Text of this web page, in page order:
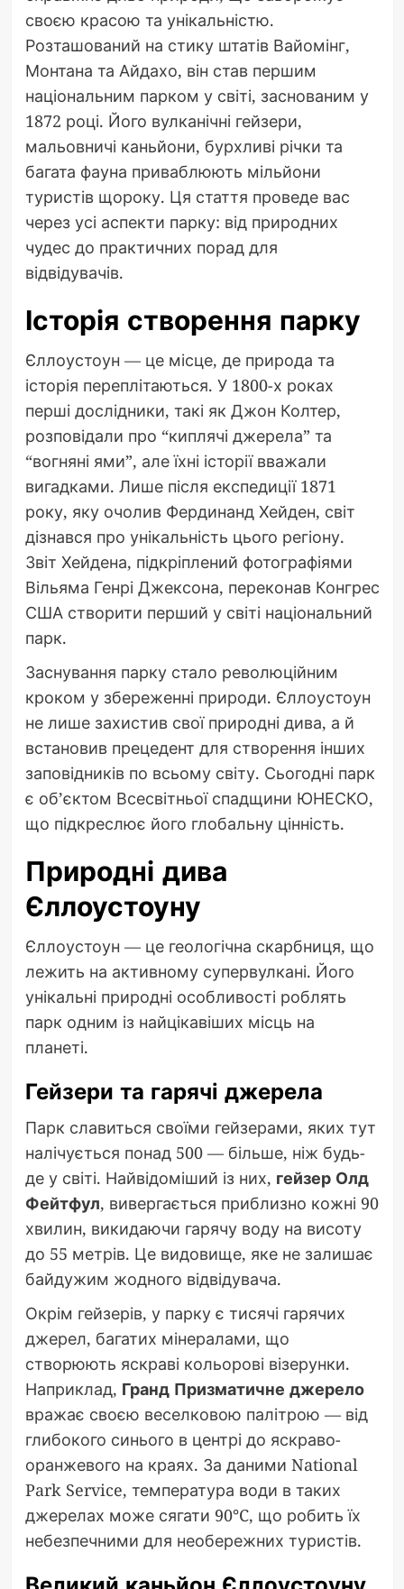
своєю красою та унікальністю.
Розташований на стику штатів Вайомінг,
Монтана та Айдахо, він став першим
національним парком у світі, заснованим у
1872 році. Його вулканічні гейзери,
мальовничі каньйони, бурхливі річки та
багата фауна приваблюють мільйони
туристів щороку. Ця стаття проведе вас
через усі аспекти парку: від природних
чудес до практичних порад для
відвідувачів.
Історія створення парку
Єллоустоун — це місце, де природа та
історія переплітаються. У 1800-х роках
перші дослідники, такі як Джон Колтер,
розповідали про “киплячі джерела” та
“вогняні ями”, але їхні історії вважали
вигадками. Лише після експедиції 1871
року, яку очолив Фердинанд Хейден, світ
дізнався про унікальність цього регіону.
Звіт Хейдена, підкріплений фотографіями
Вільяма Генрі Джексона, переконав Конгрес
США створити перший у світі національний
парк.
Заснування парку стало революційним
кроком у збереженні природи. Єллоустоун
не лише захистив свої природні дива, а й
встановив прецедент для створення інших
заповідників по всьому світу. Сьогодні парк
є об’єктом Всесвітньої спадщини ЮНЕСКО,
що підкреслює його глобальну цінність.
Природні дива
Єллоустоуну
Єллоустоун — це геологічна скарбниця, що
лежить на активному супервулкані. Його
унікальні природні особливості роблять
парк одним із найцікавіших місць на
планеті.
Гейзери та гарячі джерела
Парк славиться своїми гейзерами, яких тут
налічується понад 500 — більше, ніж будь-
де у світі. Найвідоміший із них, гейзер Олд
Фейтфул, вивергається приблизно кожні 90
хвилин, викидаючи гарячу воду на висоту
до 55 метрів. Це видовище, яке не залишає
байдужим жодного відвідувача.
Окрім гейзерів, у парку є тисячі гарячих
джерел, багатих мінералами, що
створюють яскраві кольорові візерунки.
Наприклад, Гранд Призматичне джерело
вражає своєю веселковою палітрою — від
глибокого синього в центрі до яскраво-
оранжевого на краях. За даними National
Park Service, температура води в таких
джерелах може сягати 90°C, що робить їх
небезпечними для необережних туристів.